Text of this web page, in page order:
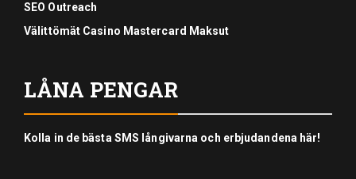
SEO Outreach
Välittömät Casino Mastercard Maksut
LÅNA PENGAR
Kolla in de bästa SMS långivarna och erbjudandena här!